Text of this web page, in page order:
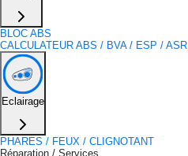
BLOC ABS
CALCULATEUR ABS / BVA / ESP / ASR
Eclairage
PHARES / FEUX / CLIGNOTANT
Réparation / Services